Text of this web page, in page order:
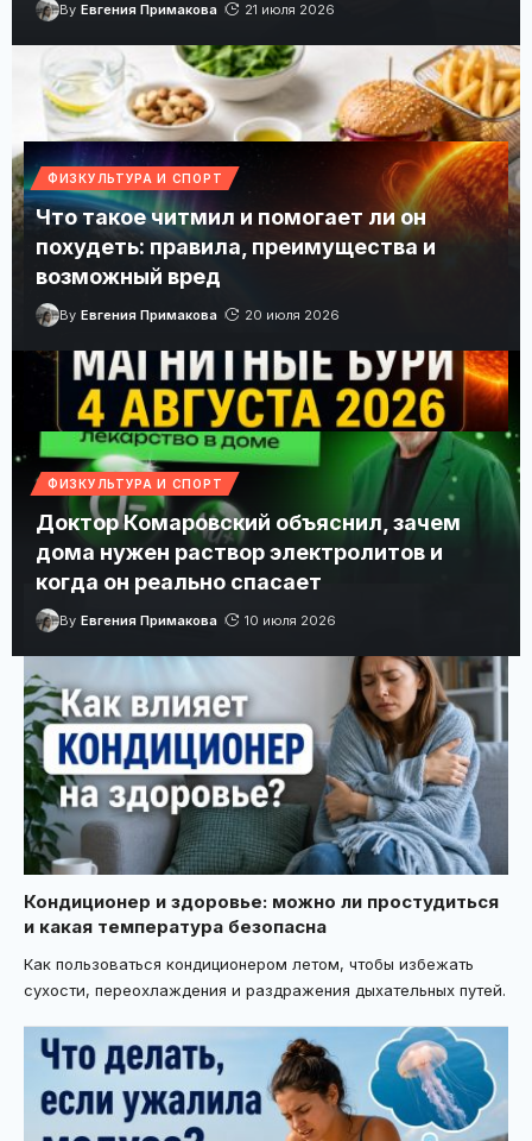
By Евгения Примакова 21 июля 2026
ФИЗКУЛЬТУРА И СПОРТ
Что такое читмил и помогает ли он
похудеть: правила, преимущества и
возможный вред
By Евгения Примакова 20 июля 2026
ФИЗКУЛЬТУРА И СПОРТ
Доктор Комаровский объяснил, зачем
дома нужен раствор электролитов и
когда он реально спасает
By Евгения Примакова 10 июля 2026
Что такое эхинококкоз у человека: симптомы,
причины, как лечить и предотвратить
Как распознать эхинококковые кисты, пройти диагностику и
защититься от заражения.
Магнитные бури 4 августа 2026 в Украине: прогноз
солнечной активности на сегодня
Геомагнитный фон 4 августа будет спокойным, а
максимальный индекс Kp ожидается утром.
Кондиционер и здоровье: можно ли простудиться
и какая температура безопасна
Как пользоваться кондиционером летом, чтобы избежать
сухости, переохлаждения и раздражения дыхательных путей.